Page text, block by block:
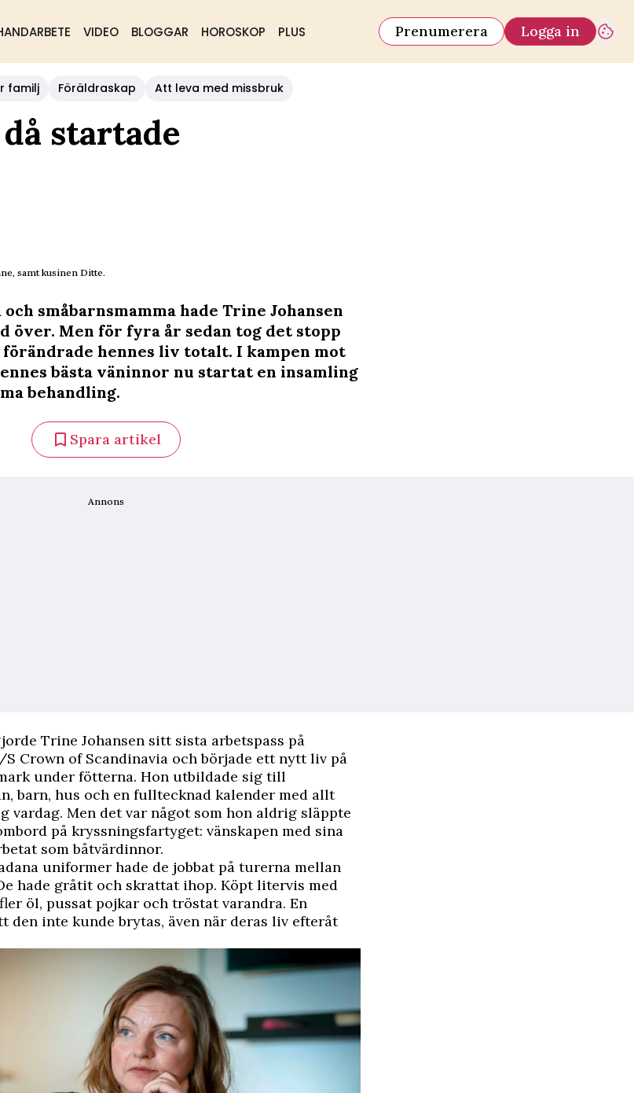
VIDEO BLOGGAR HOROSKOP PLUS Prenumerera Logga in
familj Föräldraskap Att leva med missbruk
startade
samt kusinen Ditte.
småbarnsmamma hade Trine Johansen
över. Men för fyra år sedan tog det stopp
förändrade hennes liv totalt. I kampen mot
bästa väninnor nu startat en insamling
behandling.
Spara artikel
Annons
Trine Johansen sitt sista arbetspass på
Crown of Scandinavia och började ett nytt liv på
under fötterna. Hon utbildade sig till
barn, hus och en fulltecknad kalender med allt
vardag. Men det var något som hon aldrig släppte
på kryssningsfartyget: vänskapen med sina
som båtvärdinnor.
uniformer hade de jobbat på turerna mellan
hade gråtit och skrattat ihop. Köpt litervis med
öl, pussat pojkar och tröstat varandra. En
den inte kunde brytas, även när deras liv efteråt